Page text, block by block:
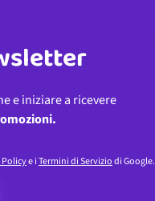
e iniziare a ricevere
Policye iTermini di Serviziodi Google.